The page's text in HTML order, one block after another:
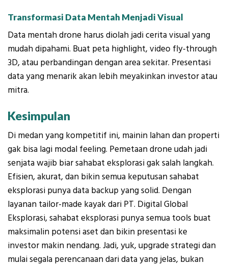
Transformasi Data Mentah Menjadi Visual
Data mentah drone harus diolah jadi cerita visual yang
mudah dipahami. Buat peta highlight, video fly-through
3D, atau perbandingan dengan area sekitar. Presentasi
data yang menarik akan lebih meyakinkan investor atau
mitra.
Kesimpulan
Di medan yang kompetitif ini, mainin lahan dan properti
gak bisa lagi modal feeling. Pemetaan drone udah jadi
senjata wajib biar sahabat eksplorasi gak salah langkah.
Efisien, akurat, dan bikin semua keputusan sahabat
eksplorasi punya data backup yang solid. Dengan
layanan tailor-made kayak dari PT. Digital Global
Eksplorasi, sahabat eksplorasi punya semua tools buat
maksimalin potensi aset dan bikin presentasi ke
investor makin nendang. Jadi, yuk, upgrade strategi dan
mulai segala perencanaan dari data yang jelas, bukan